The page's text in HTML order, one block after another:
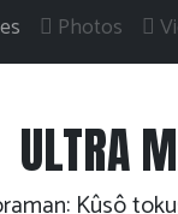
Photos
ULTRA
Kûsô